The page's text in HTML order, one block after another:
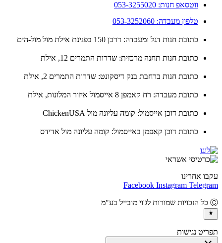
ווטסאפ חנות: 053-3255020
טלפון מעבדה: 053-3252060
כתובת חנות דגל ומעבדה: דרבן 150 בפנינת אילת מול מול-הים
כתובת חנות תחנה מרכזית: שדרות התמרים 12, אילת
כתובת חנות ברחבת בנק דיסקונט: שדרות התמרים 2, אילת
כתובת מעבדה: רח קאמפן 8 אייסמול איזור המלונות, אילת
כתובת דוכן אייסמול: קומה עליונה מול ChickenUSA
כתובת דוכן קאפמן באייסמול: קומה עליונה מול אדידס
אחרינו
Facebook Instagram
נגישות